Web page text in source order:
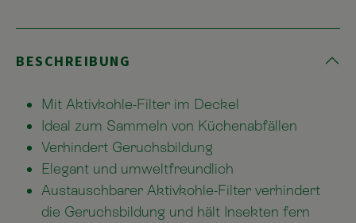
BESCHREIBUNG
Mit Aktivkohle-Filter im Deckel
Ideal zum Sammeln von Küchenabfällen
Verhindert Geruchsbildung
Elegant und umweltfreundlich
Austauschbarer Aktivkohle-Filter verhindert
die Geruchsbildung und hält Insekten fern